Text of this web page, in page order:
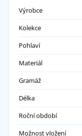
Výrobce
Kolekce
Pohlaví
Materiál
Gramáž
Délka
Roční období
Možnost vložení